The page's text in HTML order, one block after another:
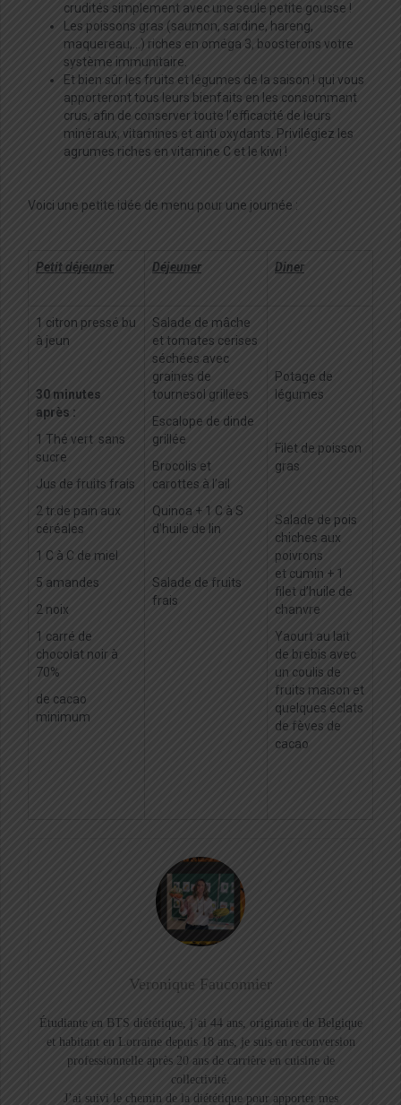
crudités simplement avec une seule petite gousse !
Les poissons gras (saumon, sardine, hareng,
maquereau,…) riches en oméga 3, boosterons votre
système immunitaire.
Et bien sûr les fruits et légumes de la saison ! qui vous
apporteront tous leurs bienfaits en les consommant
crus, afin de conserver toute l’efficacité de leurs
minéraux, vitamines et anti oxydants. Privilégiez les
agrumes riches en vitamine C et le kiwi !
Voici une petite idée de menu pour une journée :
Petit déjeuner Déjeuner Diner
1 citron pressé bu
à jeun
30 minutes
après :
1 Thé vert sans
sucre
Jus de fruits frais
2 tr.de pain aux
céréales
1 C à C de miel
5 amandes
2 noix
1 carré de
chocolat noir à
70%
de cacao
minimum
Salade de mâche
et tomates cerises
séchées avec
graines de
tournesol grillées
Escalope de dinde
grillée
Brocolis et
carottes à l’ail
Quinoa + 1 C à S
d’huile de lin
Salade de fruits
frais
Potage de
légumes
Filet de poisson
gras
Salade de pois
chiches aux
poivrons
et cumin + 1
filet d’huile de
chanvre
Yaourt au lait
de brebis avec
un coulis de
fruits maison et
quelques éclats
de fèves de
cacao
Veronique Fauconnier
Étudiante en BTS diététique, j’ai 44 ans, originaire de Belgique
et habitant en Lorraine depuis 18 ans, je suis en reconversion
professionnelle après 20 ans de carrière en cuisine de
collectivité.
J’ai suivi le chemin de la diététique pour apporter mes